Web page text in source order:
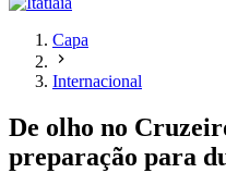
Capa
Internacional
De olho no
preparação para